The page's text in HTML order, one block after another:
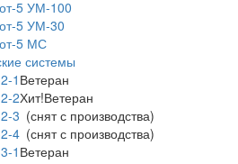
5 УМ-100
5 УМ-30
5 МС
системы
1 Ветеран
2Хит!Ветеран
3 (снят с производства)
4 (снят с производства)
1 Ветеран